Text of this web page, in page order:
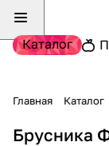
Каталог
Главная Каталог
Брусника